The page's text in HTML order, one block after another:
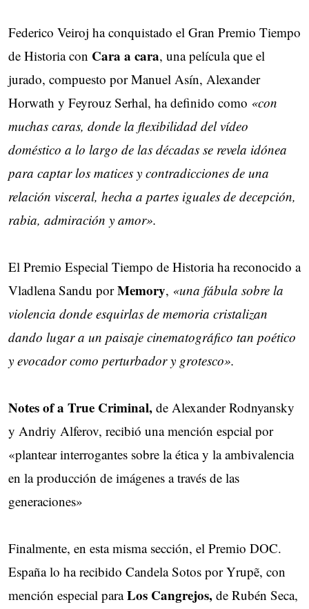
Federico Veiroj ha conquistado el Gran Premio Tiempo
de Historia con Cara a cara, una película que el
jurado, compuesto por Manuel Asín, Alexander
Horwath y Feyrouz Serhal, ha definido como «con
muchas caras, donde la flexibilidad del vídeo
doméstico a lo largo de las décadas se revela idónea
para captar los matices y contradicciones de una
relación visceral, hecha a partes iguales de decepción,
rabia, admiración y amor».
El Premio Especial Tiempo de Historia ha reconocido a
Vladlena Sandu porMemory, «una fábula sobre la
violencia donde esquirlas de memoria cristalizan
dando lugar a un paisaje cinematográfico tan poético
y evocador como perturbador y grotesco».
Notes of a True Criminal, de Alexander Rodnyansky
y Andriy Alferov, recibió una mención espcial por
«plantear interrogantes sobre la ética y la ambivalencia
en la producción de imágenes a través de las
generaciones»
Finalmente, en esta misma sección, el Premio DOC.
España lo ha recibido Candela Sotos por Yrupẽ, con
mención especial paraLos Cangrejos, de Rubén Seca,